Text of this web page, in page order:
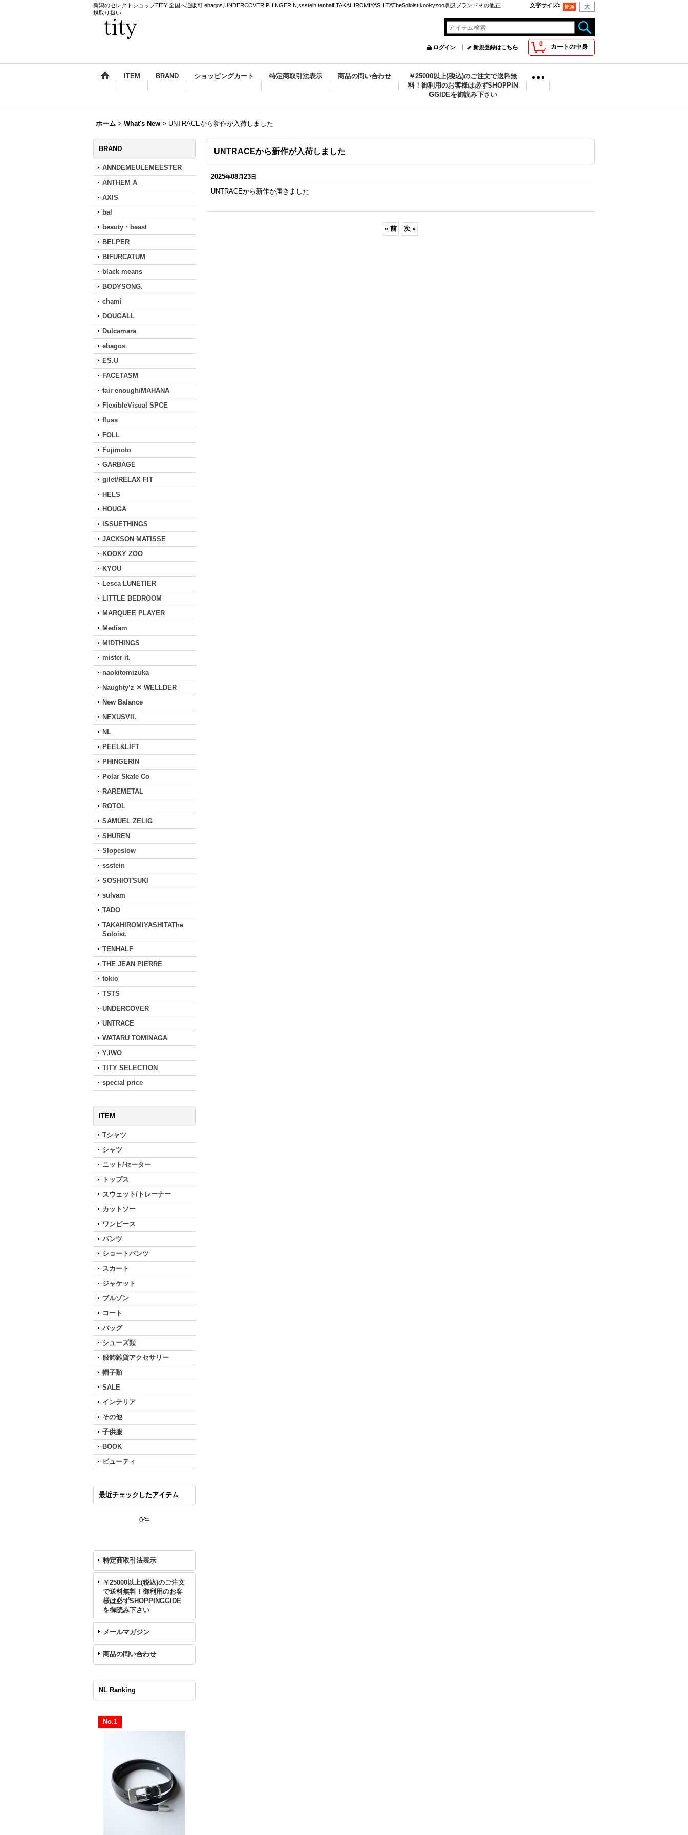
新潟のセレクトショップTITY 全国へ通販可 ebagos,UNDERCOVER,PHINGERIN,ssstein,tenhalf,TAKAHIROMIYASHITATheSoloist.kookyzoo取扱ブランドその他正
規取り扱い
文字サイズ:
0 カートの中身
ログイン 新規登録はこちら
ITEM BRAND ショッピングカート 特定商取引法表示 商品の問い合わせ
￥25000以上(税込)のご注文で送料無
料！御利用のお客様は必ずSHOPPIN
GGIDEを御読み下さい
ホーム > What's New > UNTRACEから新作が入荷しました
BRAND
ANNDEMEULEMEESTER
ANTHEM A
AXIS
bal
beauty・beast
BELPER
BIFURCATUM
black means
BODYSONG.
chami
DOUGALL
Dulcamara
ebagos
ES.U
FACETASM
fair enough/MAHANA
FlexibleVisual SPCE
fluss
FOLL
Fujimoto
GARBAGE
gilet/RELAX FIT
HELS
HOUGA
ISSUETHINGS
JACKSON MATISSE
KOOKY ZOO
KYOU
Lesca LUNETIER
LITTLE BEDROOM
MARQUEE PLAYER
Mediam
MIDTHINGS
mister it.
naokitomizuka
Naughty’z ✕ WELLDER
New Balance
NEXUSVII.
NL
PEEL&LIFT
PHINGERIN
Polar Skate Co
RAREMETAL
ROTOL
SAMUEL ZELIG
SHUREN
Slopeslow
ssstein
SOSHIOTSUKI
sulvam
TADO
TAKAHIROMIYASHITAThe
Soloist.
TENHALF
THE JEAN PIERRE
tokio
TSTS
UNDERCOVER
UNTRACE
WATARU TOMINAGA
Y,IWO
TITY SELECTION
special price
ITEM
Tシャツ
シャツ
ニット/セーター
トップス
スウェット/トレーナー
カットソー
ワンピース
パンツ
ショートパンツ
スカート
ジャケット
ブルゾン
コート
バッグ
シューズ類
服飾雑貨アクセサリー
帽子類
SALE
インテリア
その他
子供服
BOOK
ビューティ
最近チェックしたアイテム
0件
特定商取引法表示
￥25000以上(税込)のご注文
で送料無料！御利用のお客
様は必ずSHOPPINGGIDE
を御読み下さい
メールマガジン
商品の問い合わせ
NL Ranking
No.1
UNTRACEから新作が入荷しました
2025年08月23日
UNTRACEから新作が届きました
« 前 次 »